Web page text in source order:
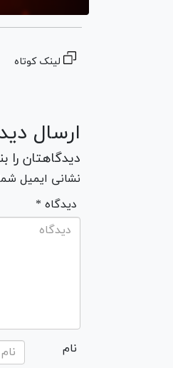
لینک کوتاه
ارسال
دیدگاهتان را
نشانی ایمیل
* دیدگاه
نام